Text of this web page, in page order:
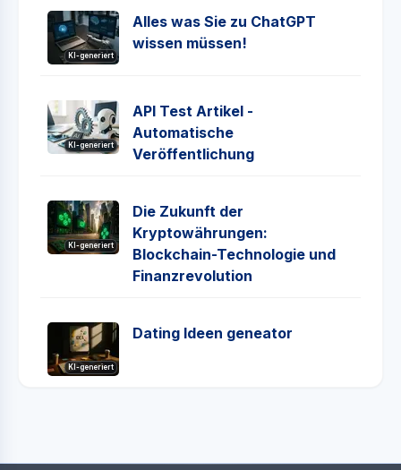
KI-generiert
Alles was Sie zu ChatGPT
wissen müssen!
KI-generiert
API Test Artikel -
Automatische
Veröffentlichung
KI-generiert
Die Zukunft der
Kryptowährungen:
Blockchain-Technologie und
Finanzrevolution
KI-generiert
Dating Ideen geneator